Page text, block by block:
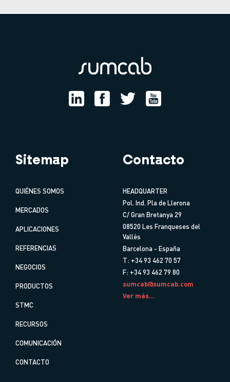
Sitemap
QUIÉNES SOMOS
MERCADOS
APLICACIONES
REFERENCIAS
NEGOCIOS
PRODUCTOS
STMC
RECURSOS
COMUNICACIÓN
CONTACTO
Contacto
HEADQUARTER
Pol. Ind. Pla de Llerona
C/ Gran Bretanya 29
08520 Les Franqueses del
Vallès
Barcelona - España
T: +34 93 462 70 57
F: +34 93 462 79 80
sumcab@sumcab.com
Ver más...